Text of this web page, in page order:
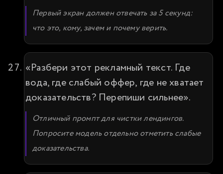
Первый экран должен отвечать за 5 секунд:
что это, кому, зачем и почему верить.
«Разбери этот рекламный текст. Где
вода, где слабый оффер, где не хватает
доказательств? Перепиши сильнее».
Отличный промпт для чистки лендингов.
Попросите модель отдельно отметить слабые
доказательства.